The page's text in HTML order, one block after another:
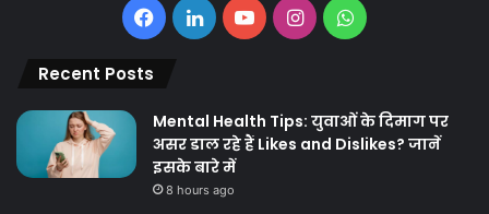
Facebook
LinkedInYouTubeInstagramWhatsApp
Recent Posts
Mental Health Tips: युवाओं के दिमाग पर
असर डाल रहे हैं Likes and Dislikes? जानें
इसके बारे में
8 hours ago